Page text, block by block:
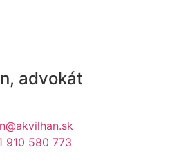
advokát
910 580 773